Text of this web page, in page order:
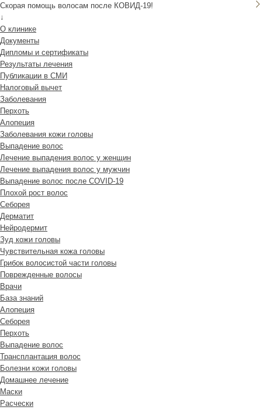
Скорая помощь волосам после КОВИД-19!
↓
О клинике
Документы
Дипломы и сертификаты
Результаты лечения
Публикации в СМИ
Налоговый вычет
Заболевания
Перхоть
Алопеция
Заболевания кожи головы
Выпадение волос
Лечение выпадения волос у женщин
Лечение выпадения волос у мужчин
Выпадение волос после COVID-19
Плохой рост волос
Cеборея
Дерматит
Нейродермит
Зуд кожи головы
Чувствительная кожа головы
Грибок волосистой части головы
Поврежденные волосы
Врачи
База знаний
Алопеция
Себорея
Перхоть
Выпадение волос
Трансплантация волос
Болезни кожи головы
Домашнее лечение
Маски
Расчески